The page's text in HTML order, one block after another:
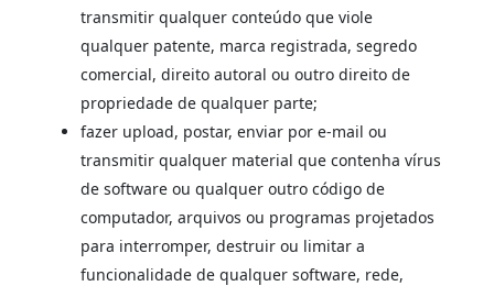
transmitir qualquer conteúdo que viole
qualquer patente, marca registrada, segredo
comercial, direito autoral ou outro direito de
propriedade de qualquer parte;
fazer upload, postar, enviar por e-mail ou
transmitir qualquer material que contenha vírus
de software ou qualquer outro código de
computador, arquivos ou programas projetados
para interromper, destruir ou limitar a
funcionalidade de qualquer software, rede,